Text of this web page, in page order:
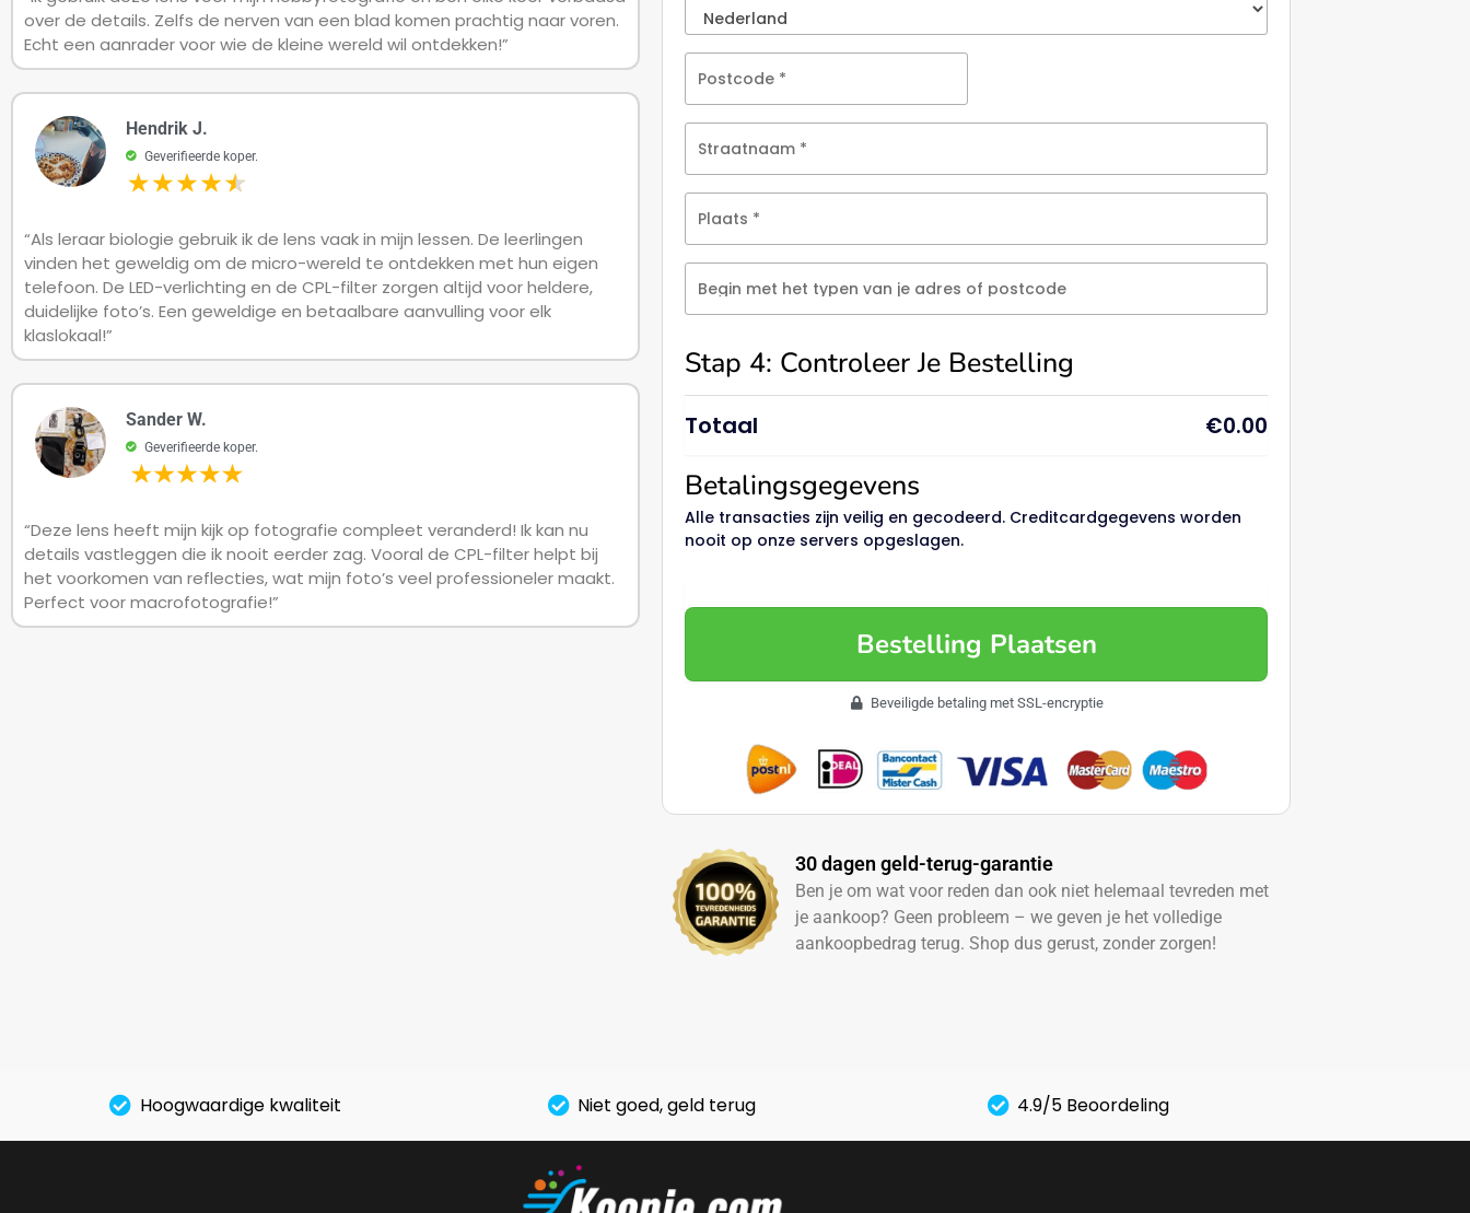
over de details. Zelfs de nerven van een blad komen prachtig naar voren.
Echt een aanrader voor wie de kleine wereld wil ontdekken!”
Hendrik J.
Geverifieerde koper.
“Als leraar biologie gebruik ik de lens vaak in mijn lessen. De leerlingen
vinden het geweldig om de micro-wereld te ontdekken met hun eigen
telefoon. De LED-verlichting en de CPL-filter zorgen altijd voor heldere,
duidelijke foto’s. Een geweldige en betaalbare aanvulling voor elk
klaslokaal!”
Sander W.
Geverifieerde koper.
“Deze lens heeft mijn kijk op fotografie compleet veranderd! Ik kan nu
details vastleggen die ik nooit eerder zag. Vooral de CPL-filter helpt bij
het voorkomen van reflecties, wat mijn foto’s veel professioneler maakt.
Perfect voor macrofotografie!”
Postcode *
Straatnaam *
Plaats *
Begin met het typen van je adres of postcode
Stap 4: Controleer Je Bestelling
Totaal €0.00
Betalingsgegevens
Alle transacties zijn veilig en gecodeerd. Creditcardgegevens worden
nooit op onze servers opgeslagen.
Bestelling Plaatsen
Beveiligde betaling met SSL-encryptie
30 dagen geld-terug-garantie​
Ben je om wat voor reden dan ook niet helemaal tevreden met
je aankoop? Geen probleem – we geven je het volledige
aankoopbedrag terug. Shop dus gerust, zonder zorgen!
Hoogwaardige kwaliteit Niet goed, geld terug 4.9/5 Beoordeling